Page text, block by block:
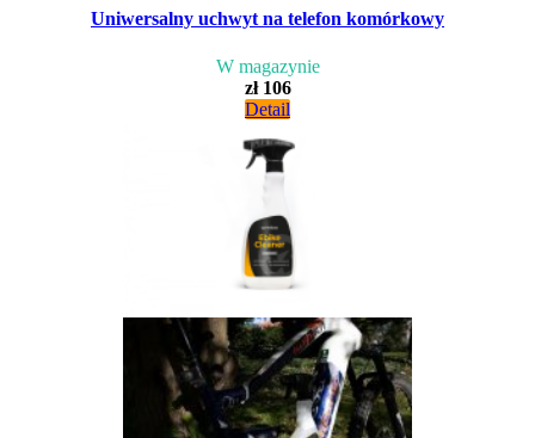
Uniwersalny uchwyt na telefon komórkowy
W magazynie
zł 106
Detail